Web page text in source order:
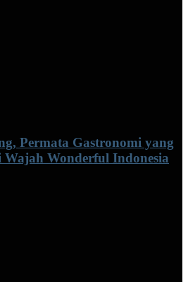
Permata Gastronomi yang
Wonderful Indonesia